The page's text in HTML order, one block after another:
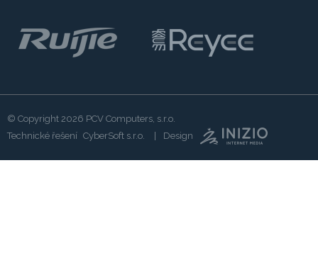
© Copyright 2026 PCV Computers, s.r.o.
Technické řešení CyberSoft s.r.o. Design